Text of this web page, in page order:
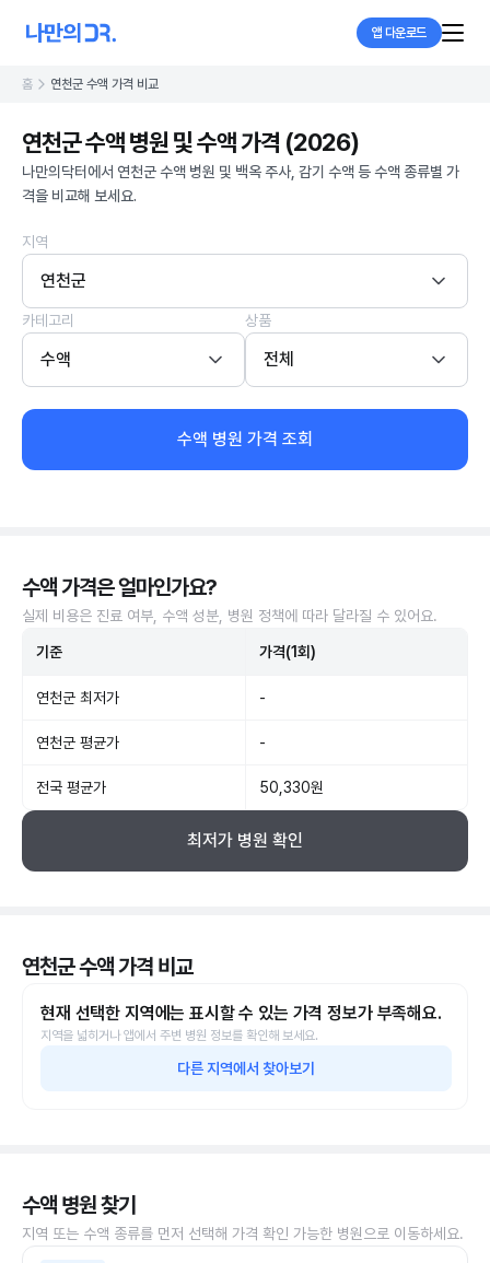
앱 다운로드
홈 연천군 수액 가격 비교
연천군 수액 병원 및 수액 가격 (2026)
나만의닥터에서 연천군 수액 병원 및 백옥 주사, 감기 수액 등 수액 종류별 가
격을 비교해 보세요.
지역
연천군
카테고리
수액
상품
전체
수액 병원 가격 조회
수액 가격은 얼마인가요?
실제 비용은 진료 여부, 수액 성분, 병원 정책에 따라 달라질 수 있어요.
기준 가격(1회)
연천군 최저가 -
연천군 평균가 -
전국 평균가 50,330원
최저가 병원 확인
연천군 수액 가격 비교
현재 선택한 지역에는 표시할 수 있는 가격 정보가 부족해요.
지역을 넓히거나 앱에서 주변 병원 정보를 확인해 보세요.
다른 지역에서 찾아보기
수액 병원 찾기
지역 또는 수액 종류를 먼저 선택해 가격 확인 가능한 병원으로 이동하세요.